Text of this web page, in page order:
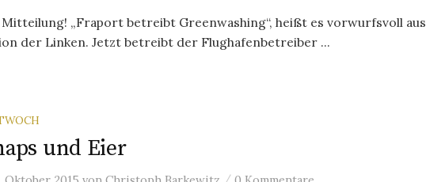
„Fraport betreibt Greenwashing“, heißt es vorwurfsvoll aus
der Linken. Jetzt betreibt der Flughafenbetreiber ...
und Eier
/